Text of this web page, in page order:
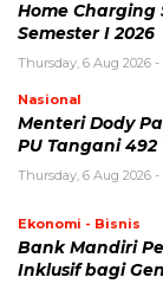
Home Charging
Semester I 2026
Thursday, 6 Aug 2026 -
Nasional
Menteri Dody
PU Tangani
Thursday, 6 Aug 2026 -
Ekonomi - Bisnis
Bank Mandiri
Inklusif bagi